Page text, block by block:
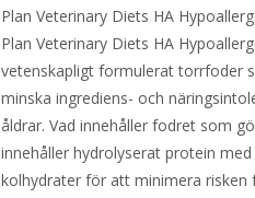
Plan Veterinary Diets HA
Plan Veterinary Diets HA
vetenskapligt formulerat torrfoder
minska ingrediens- och
åldrar. Vad innehåller fodret som
innehåller hydrolyserat protein
kolhydrater för att minimera risken